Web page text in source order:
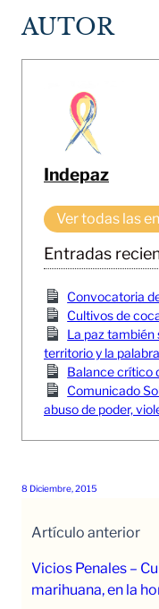
AUTOR
Indepaz
Ver todas las
Entradas
Convocatoria
Cultivos de
La paz también
territorio y la
Balance crítico
Comunicado
abuso de poder,
8 Diciembre, 2015
Artículo anterior
Vicios Penales –
marihuana, en la